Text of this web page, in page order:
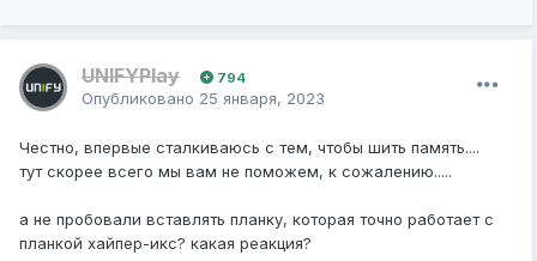
UNIFYPlay 794
Опубликовано 25 января, 2023
Честно, впервые сталкиваюсь с тем, чтобы шить память....
тут скорее всего мы вам не поможем, к сожалению.....
а не пробовали вставлять планку, которая точно работает с
планкой хайпер-икс? какая реакция?